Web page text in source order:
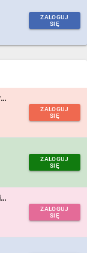
ZALOGUJ
SIĘ
ZAMKNIJ
ZALOGUJ
SIĘ
ZALOGUJ
SIĘ
ZALOGUJ
SIĘ